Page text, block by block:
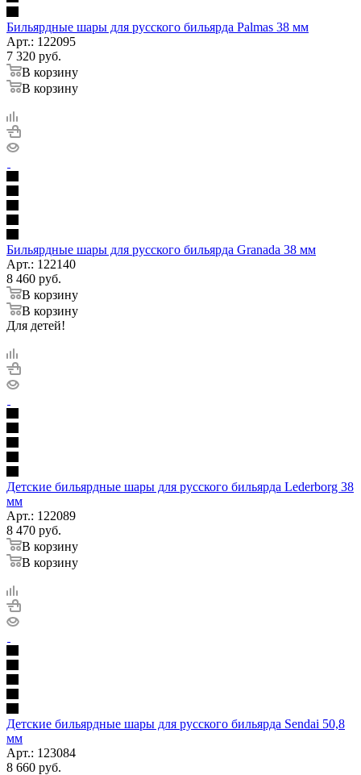
Бильярдные шары для русского бильярда Palmas 38 мм
Арт.: 122095
7 320 руб.
В корзину
В корзину
Бильярдные шары для русского бильярда Granada 38 мм
Арт.: 122140
8 460 руб.
В корзину
В корзину
Для детей!
Детские бильярдные шары для русского бильярда Lederborg 38
мм
Арт.: 122089
8 470 руб.
В корзину
В корзину
Детские бильярдные шары для русского бильярда Sendai 50,8
мм
Арт.: 123084
8 660 руб.